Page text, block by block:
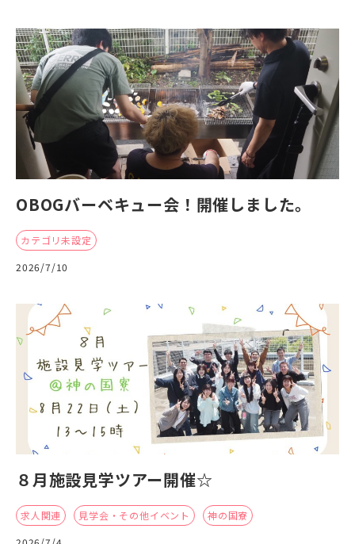
OBOGバーベキュー会！開催しました。
カテゴリ未設定
2026/7/10
８月施設見学ツアー開催☆
求人関連 見学会・その他イベント
神の国寮